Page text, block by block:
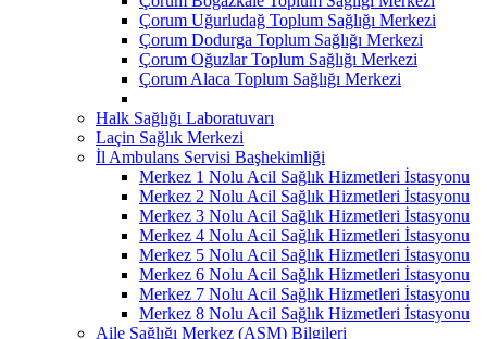
Çorum Uğurludağ Toplum Sağlığı Merkezi
Çorum Dodurga Toplum Sağlığı Merkezi
Çorum Oğuzlar Toplum Sağlığı Merkezi
Çorum Alaca Toplum Sağlığı Merkezi
Halk Sağlığı Laboratuvarı
Laçin Sağlık Merkezi
İl Ambulans Servisi Başhekimliği
Merkez 1 Nolu Acil Sağlık Hizmetleri İstasyonu
Merkez 2 Nolu Acil Sağlık Hizmetleri İstasyonu
Merkez 3 Nolu Acil Sağlık Hizmetleri İstasyonu
Merkez 4 Nolu Acil Sağlık Hizmetleri İstasyonu
Merkez 5 Nolu Acil Sağlık Hizmetleri İstasyonu
Merkez 6 Nolu Acil Sağlık Hizmetleri İstasyonu
Merkez 7 Nolu Acil Sağlık Hizmetleri İstasyonu
Merkez 8 Nolu Acil Sağlık Hizmetleri İstasyonu
Aile Sağlığı Merkez (ASM) Bilgileri